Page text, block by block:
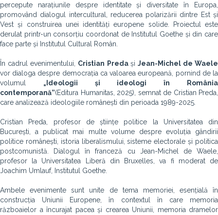
percepute narațiunile despre identitate și diversitate în Europa,
promovând dialogul intercultural, reducerea polarizării dintre Est și
Vest și construirea unei identități europene solide. Proiectul este
derulat printr-un consorțiu coordonat de Institutul Goethe și din care
face parte și Institutul Cultural Român.
În cadrul evenimentului, Cristian Preda și Jean-Michel de Waele
vor dialoga despre democrația ca valoarea europeană, pornind de la
volumul „Ideologii și ideologi în România
contemporană”(Editura Humanitas, 2025), semnat de Cristian Preda,
care analizează ideologiile românești din perioada 1989-2025.
Cristian Preda, profesor de științe politice la Universitatea din
București, a publicat mai multe volume despre evoluția gândirii
politice românești, istoria liberalismului, sisteme electorale și politica
postcomunistă. Dialogul în franceză cu Jean-Michel de Waele,
profesor la Universitatea Liberă din Bruxelles, va fi moderat de
Joachim Umlauf, Institutul Goethe.
Ambele evenimente sunt unite de tema memoriei, esențială în
construcția Uniunii Europene, în contextul în care memoria
războaielor a încurajat pacea și crearea Uniunii, memoria dramelor